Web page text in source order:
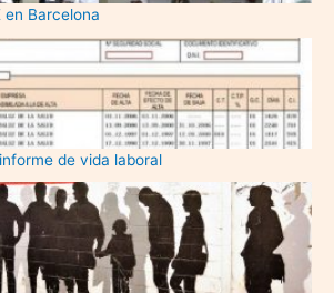
en Barcelona
de vida laboral